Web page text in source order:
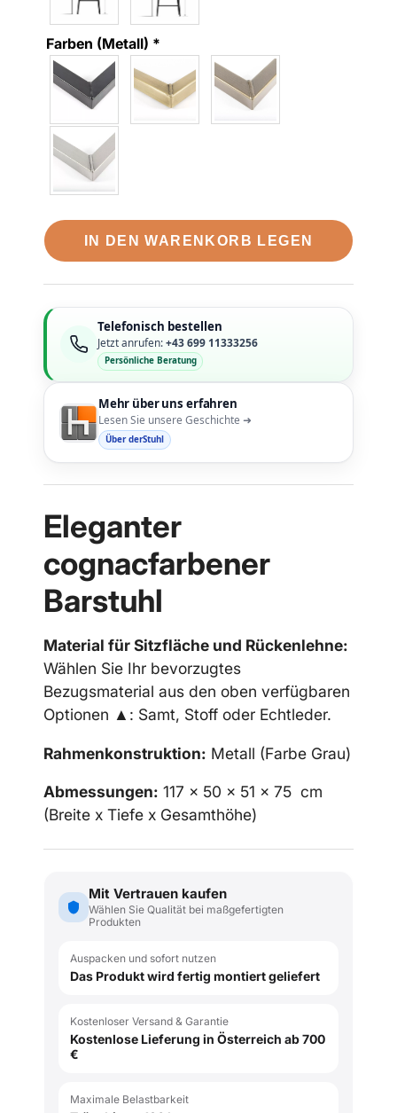
Farben (Metall) *
IN DEN WARENKORB LEGEN
Telefonisch bestellen
Jetzt anrufen:+43 699 11333256
Persönliche Beratung
Mehr über uns erfahren
Lesen Sie unsere Geschichte ➜
Über derStuhl
Eleganter
cognacfarbener
Barstuhl
Material für Sitzfläche und Rückenlehne:
Wählen Sie Ihr bevorzugtes
Bezugsmaterial aus den oben verfügbaren
Optionen ▲: Samt, Stoff oder Echtleder.
Rahmenkonstruktion: Metall (Farbe Grau)
Abmessungen: 117 x 50 x 51 x 75 cm
(Breite x Tiefe x Gesamthöhe)
Mit Vertrauen kaufen
Wählen Sie Qualität bei maßgefertigten
Produkten
Auspacken und sofort nutzen
Das Produkt wird fertig montiert geliefert
Kostenloser Versand & Garantie
Kostenlose Lieferung in Österreich ab 700
€
Maximale Belastbarkeit